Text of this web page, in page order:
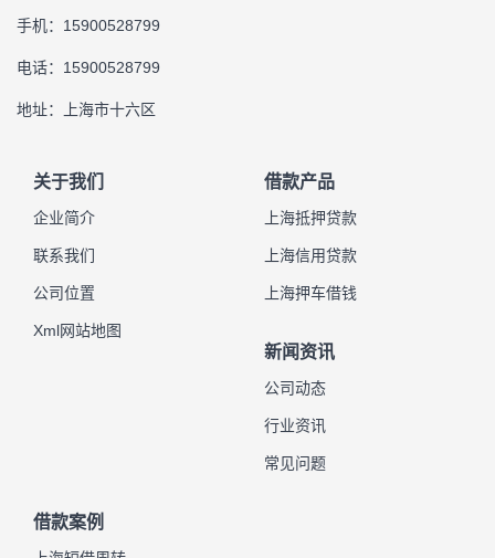
手机：15900528799
电话：15900528799
地址：上海市十六区
关于我们
企业简介
联系我们
公司位置
Xml网站地图
借款产品
上海抵押贷款
上海信用贷款
上海押车借钱
新闻资讯
公司动态
行业资讯
常见问题
借款案例